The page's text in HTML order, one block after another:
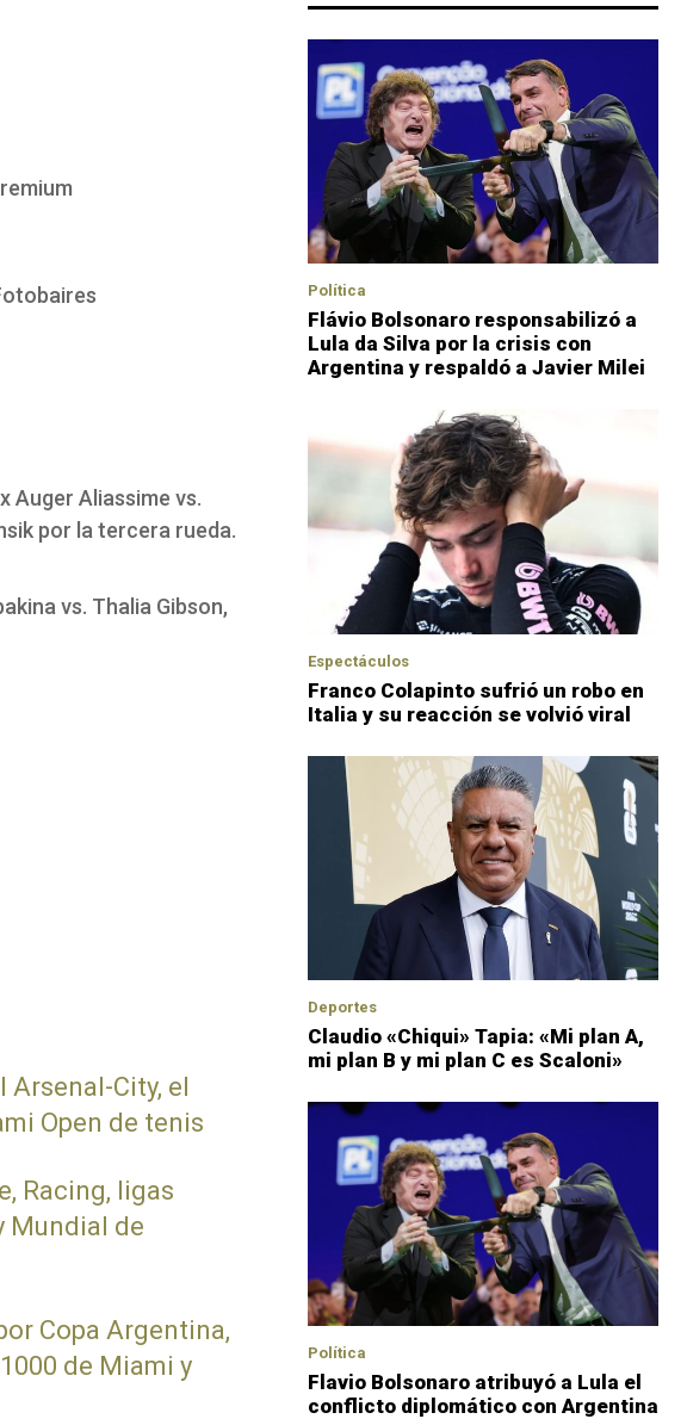
Auger Aliassime vs.
por la tercera rueda.
vs. Thalia Gibson,
Arsenal-City, el
Open de tenis
Racing, ligas
Mundial de
Copa Argentina,
de Miami y
Política
Flávio Bolsonaro responsabilizó a
Lula da Silva por la crisis con
Argentina y respaldó a Javier Milei
Espectáculos
Franco Colapinto sufrió un robo en
Italia y su reacción se volvió viral
Deportes
Claudio «Chiqui» Tapia: «Mi plan A,
mi plan B y mi plan C es Scaloni»
Política
Flavio Bolsonaro atribuyó a Lula el
conflicto diplomático con Argentina